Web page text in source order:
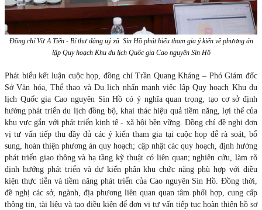
Đồng chí Vừ A Tiến - Bí thư đảng uỷ xã Sìn Hồ phát biểu tham gia ý kiến về phương án
lập Quy hoạch Khu du lịch Quốc gia Cao nguyên Sìn Hồ
Phát biểu kết luận cuộc họp, đồng chí Trần Quang Kháng – Phó Giám đốc
Sở Văn hóa, Thể thao và Du lịch nhấn mạnh việc lập Quy hoạch Khu du
lịch Quốc gia Cao nguyên Sìn Hồ có ý nghĩa quan trọng, tạo cơ sở định
hướng phát triển du lịch đồng bộ, khai thác hiệu quả tiềm năng, lợi thế của
khu vực gắn với phát triển kinh tế - xã hội bền vững. Đồng chí đề nghị đơn
vị tư vấn tiếp thu đầy đủ các ý kiến tham gia tại cuộc họp để rà soát, bổ
sung, hoàn thiện phương án quy hoạch; cập nhật các quy hoạch, định hướng
phát triển giao thông và hạ tầng kỹ thuật có liên quan; nghiên cứu, làm rõ
định hướng phát triển và dự kiến phân khu chức năng phù hợp với điều
kiện thực tiễn và tiềm năng phát triển của Cao nguyên Sìn Hồ. Đồng thời,
đề nghị các sở, ngành, địa phương liên quan quan tâm phối hợp, cung cấp
thông tin, tài liệu và tạo điều kiện để đơn vị tư vấn tiếp tục hoàn thiện hồ sơ